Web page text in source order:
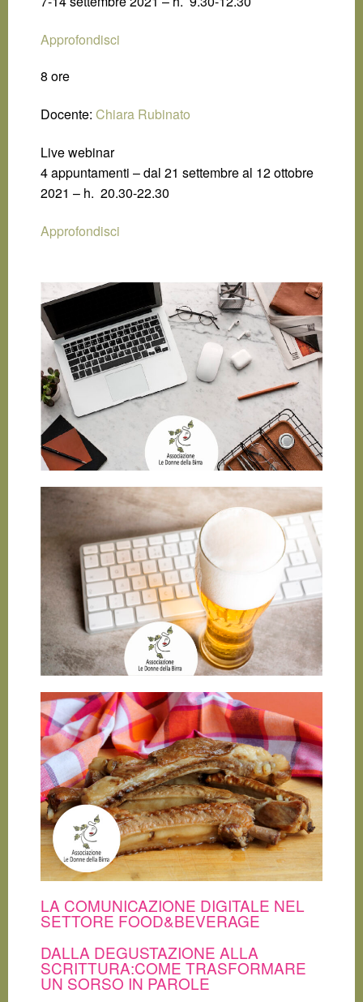
Approfondisci
8 ore
Docente: Chiara Rubinato
Live webinar
4 appuntamenti – dal 21 settembre al 12 ottobre
2021 – h. 20.30-22.30
Approfondisci
LA COMUNICAZIONE DIGITALE NEL
SETTORE FOOD&BEVERAGE
DALLA DEGUSTAZIONE ALLA
SCRITTURA:COME TRASFORMARE
UN SORSO IN PAROLE